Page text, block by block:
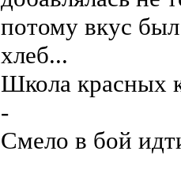
потому вкус
хлеб...
Школа красных
-
Смело в бой